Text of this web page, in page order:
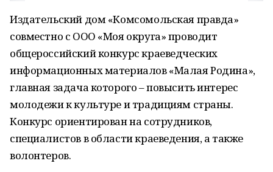
Издательский дом «Комсомольская правда»
совместно с ООО «Моя округа» проводит
общероссийский конкурс краеведческих
информационных материалов «Малая Родина»,
главная задача которого – повысить интерес
молодежи к культуре и традициям страны.
Конкурс ориентирован на сотрудников,
специалистов в области краеведения, а также
волонтеров.